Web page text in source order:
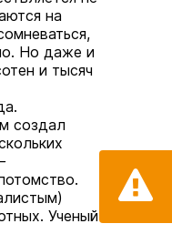
на
Но даже и
и тысяч
создал
Ученый